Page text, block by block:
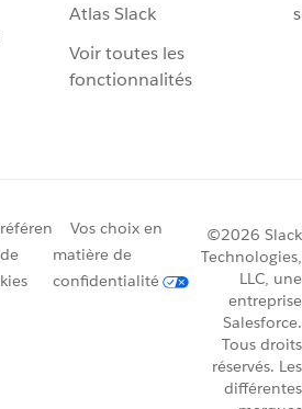
Atlas Slack
Voir toutes les
fonctionnalités
Vos choix en
matière de
confidentialité
©2026 Slack
Technologies,
LLC, une
entreprise
Salesforce.
Tous droits
réservés. Les
différentes